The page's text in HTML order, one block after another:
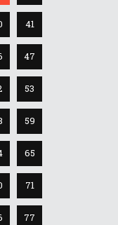
41
47
53
59
65
71
77